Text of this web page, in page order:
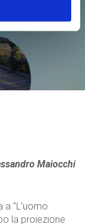
Maiocchi
a "L’uomo
la proiezione